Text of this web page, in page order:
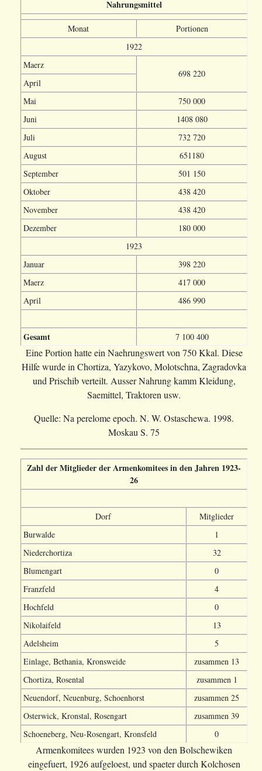
Nahrungsmittel
Monat
Portionen
1922
Maerz
698 220
April
Mai
750 000
Juni
1408 080
Juli
732 720
August
651180
September
501 150
Oktober
438 420
November
438 420
Dezember
180 000
1923
Januar
398 220
Maerz
417 000
April
486 990
Gesamt 7 100 400
Eine Portion hatte ein Naehrungswert von 750 Kkal. Diese
Hilfe wurde in Chortiza, Yazykovo, Molotschna, Zagradovka
und Prischib verteilt. Ausser Nahrung kamm Kleidung,
Saemittel, Traktoren usw.
Quelle: Na perelome epoch. N. W. Ostaschewa. 1998.
Moskau S. 75
Zahl der Mitglieder der Armenkomitees in den Jahren 1923-
26
Dorf
Mitglieder
Burwalde
1
Niederchortiza
32
Blumengart
0
Franzfeld
4
Hochfeld
0
Nikolaifeld
13
Adelsheim
5
Einlage, Bethania, Kronsweide
zusammen 13
Chortiza, Rosental
zusammen 1
Neuendorf, Neuenburg, Schoenhorst
zusammen 25
Osterwick, Kronstal, Rosengart
zusammen 39
Schoeneberg, Neu-Rosengart, Kronsfeld
0
Armenkomitees wurden 1923 von den Bolschewiken
eingefuert, 1926 aufgeloest, und spaeter durch Kolchosen